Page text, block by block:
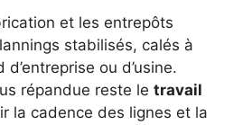
et les entrepôts
stabilisés, calés à
d’entreprise ou d’usine.
répandue reste le travail
la cadence des lignes et la